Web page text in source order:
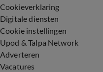
Cookieverklaring
Digitale diensten
Cookie instellingen
Upod & Talpa Network
Adverteren
Vacatures